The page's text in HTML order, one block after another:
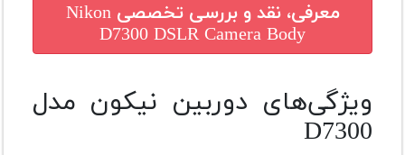
معرفی، نقد و بررسی تخصصیNikon
D7300 DSLR Camera Body
ویژگی‌های دوربین نیکون مدل
D7300